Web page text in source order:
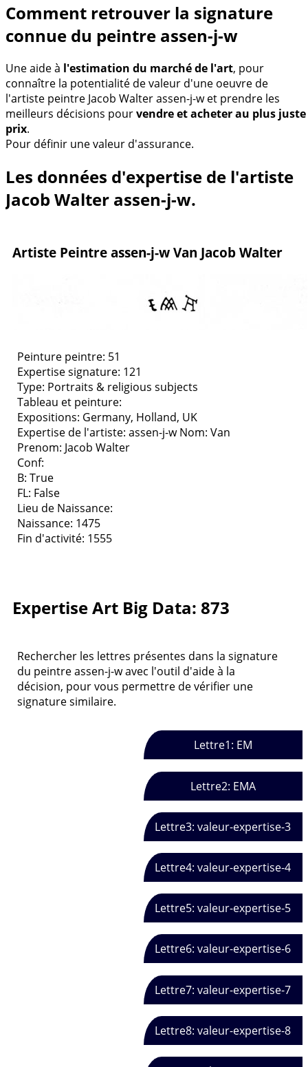
Comment retrouver la signature
connue du peintre assen-j-w
Une aide à l'estimation du marché de l'art, pour
connaître la potentialité de valeur d'une oeuvre de
l'artiste peintre Jacob Walter assen-j-w et prendre les
meilleurs décisions pourvendre et acheter au plus juste
prix.
Pour définir une valeur d'assurance.
Les données d'expertise de l'artiste
Jacob Walter assen-j-w.
Artiste Peintre assen-j-w Van Jacob Walter
Peinture peintre: 51
Expertise signature: 121
Type: Portraits & religious subjects
Tableau et peinture:
Expositions: Germany, Holland, UK
Expertise de l'artiste: assen-j-wNom: Van
Prenom: Jacob Walter
Conf:
B: True
FL: False
Lieu de Naissance:
Naissance: 1475
Fin d'activité: 1555
Expertise Art Big Data: 873
Rechercher les lettres présentes dans la signature
du peintre assen-j-w avec l'outil d'aide à la
décision, pour vous permettre de vérifier une
signature similaire.
Lettre1: EM
Lettre2: EMA
Lettre3: valeur-expertise-3
Lettre4: valeur-expertise-4
Lettre5: valeur-expertise-5
Lettre6: valeur-expertise-6
Lettre7: valeur-expertise-7
Lettre8: valeur-expertise-8